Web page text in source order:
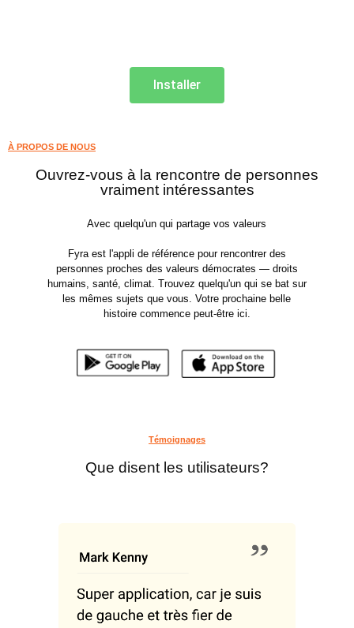
Installer
À PROPOS DE NOUS
Ouvrez-vous à la rencontre de personnes
vraiment intéressantes
Avec quelqu'un qui partage vos valeurs
Fyra est l'appli de référence pour rencontrer des
personnes proches des valeurs démocrates — droits
humains, santé, climat. Trouvez quelqu'un qui se bat sur
les mêmes sujets que vous. Votre prochaine belle
histoire commence peut-être ici.
Témoignages
Que disent les utilisateurs?